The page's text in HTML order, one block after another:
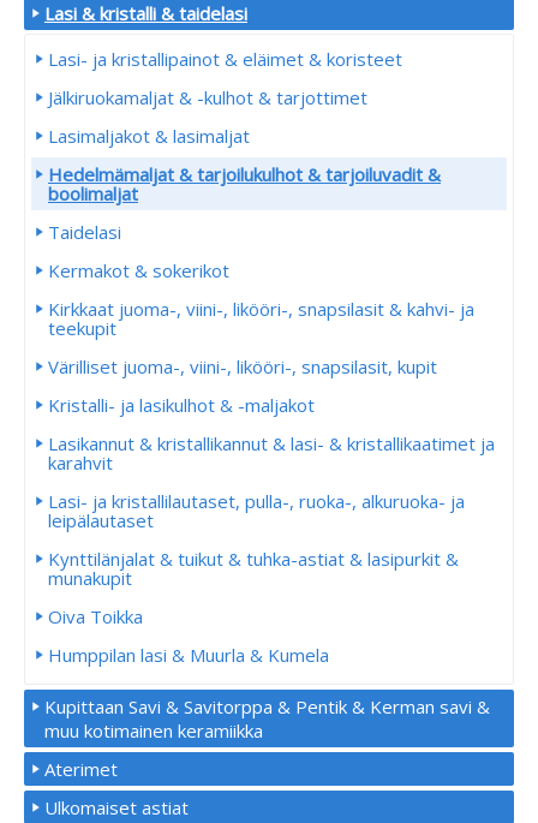
Lasi & kristalli & taidelasi
Lasi- ja kristallipainot & eläimet & koristeet
Jälkiruokamaljat & -kulhot & tarjottimet
Lasimaljakot & lasimaljat
Hedelmämaljat & tarjoilukulhot & tarjoiluvadit &
boolimaljat
Taidelasi
Kermakot & sokerikot
Kirkkaat juoma-, viini-, likööri-, snapsilasit & kahvi- ja
teekupit
Värilliset juoma-, viini-, likööri-, snapsilasit, kupit
Kristalli- ja lasikulhot & -maljakot
Lasikannut & kristallikannut & lasi- & kristallikaatimet ja
karahvit
Lasi- ja kristallilautaset, pulla-, ruoka-, alkuruoka- ja
leipälautaset
Kynttilänjalat & tuikut & tuhka-astiat & lasipurkit &
munakupit
Oiva Toikka
Humppilan lasi & Muurla & Kumela
Kupittaan Savi & Savitorppa & Pentik & Kerman savi &
muu kotimainen keramiikka
Aterimet
Ulkomaiset astiat